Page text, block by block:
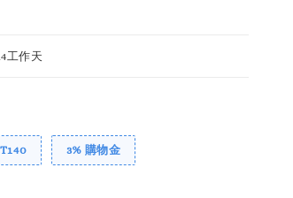
工作天
3% 購物金